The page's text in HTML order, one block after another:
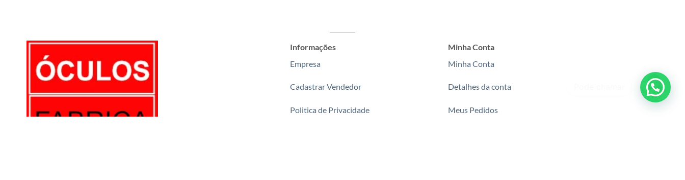
Informações
Empresa
Cadastrar Vendedor
Politica de Privacidade
Minha Conta
Minha Conta
Detalhes da conta
Meus Pedidos